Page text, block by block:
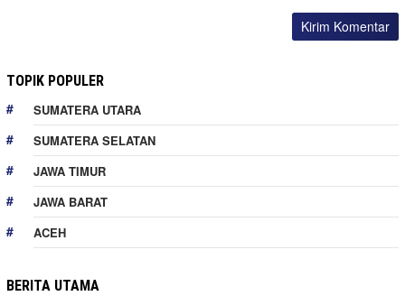
TOPIK POPULER
SUMATERA UTARA
SUMATERA SELATAN
JAWA TIMUR
JAWA BARAT
ACEH
BERITA UTAMA